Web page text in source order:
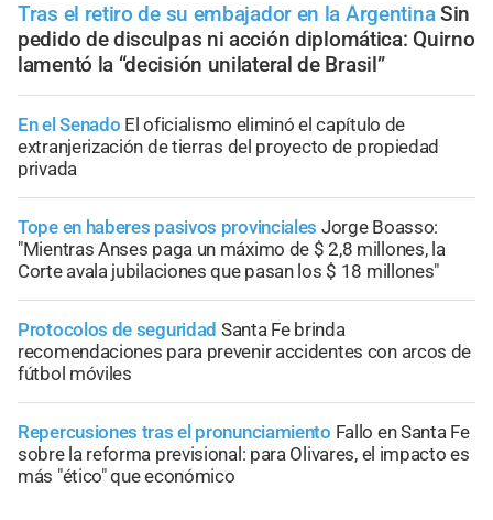
Tras el retiro de su embajador en la Argentina Sin
pedido de disculpas ni acción diplomática: Quirno
lamentó la “decisión unilateral de Brasil”
En el Senado El oficialismo eliminó el capítulo de
extranjerización de tierras del proyecto de propiedad
privada
Tope en haberes pasivos provinciales Jorge Boasso:
"Mientras Anses paga un máximo de $ 2,8 millones, la
Corte avala jubilaciones que pasan los $ 18 millones"
Protocolos de seguridad Santa Fe brinda
recomendaciones para prevenir accidentes con arcos de
fútbol móviles
Repercusiones tras el pronunciamiento Fallo en Santa Fe
sobre la reforma previsional: para Olivares, el impacto es
más "ético" que económico